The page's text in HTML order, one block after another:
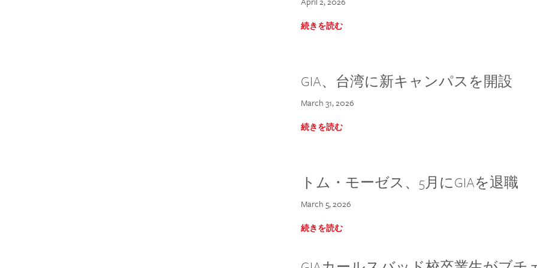
続きを読む
GIA、台湾に新キャンパスを開設
March 31, 2026
続きを読む
トム・モーゼス、5月にGIAを退職
March 5, 2026
続きを読む